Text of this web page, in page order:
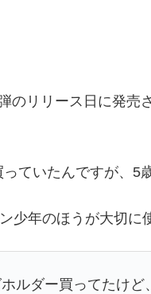
のリリース日に発売
ていたんですが、5
少年のほうが大切に
ルダー買ってたけ